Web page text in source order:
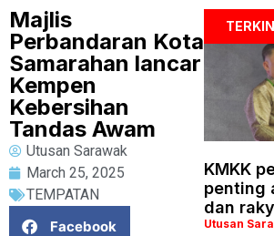
Majlis
Perbandaran Kota
Samarahan lancar
Kempen
Kebersihan
Tandas Awam
Utusan Sarawak
March 25, 2025
TEMPATAN
Facebook
KMKK
penting
dan
Utusan